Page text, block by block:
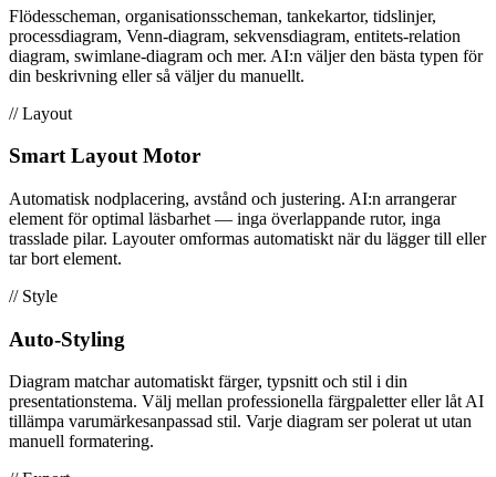
Flödesscheman, organisationsscheman, tankekartor, tidslinjer,
processdiagram, Venn-diagram, sekvensdiagram, entitets-relation
diagram, swimlane-diagram och mer. AI:n väljer den bästa typen för
din beskrivning eller så väljer du manuellt.
// Layout
Smart Layout Motor
Automatisk nodplacering, avstånd och justering. AI:n arrangerar
element för optimal läsbarhet — inga överlappande rutor, inga
trasslade pilar. Layouter omformas automatiskt när du lägger till eller
tar bort element.
// Style
Auto-Styling
Diagram matchar automatiskt färger, typsnitt och stil i din
presentationstema. Välj mellan professionella färgpaletter eller låt AI
tillämpa varumärkesanpassad stil. Varje diagram ser polerat ut utan
manuell formatering.